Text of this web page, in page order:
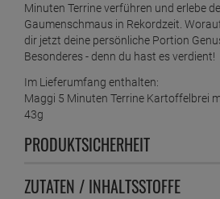
Minuten Terrine verführen und erlebe
Gaumenschmaus in Rekordzeit.
dir jetzt deine persönliche Portion
Besonderes - denn du hast es verdient!
Im Lieferumfang enthalten:
Maggi 5 Minuten Terrine Kartoffelbrei
43g
PRODUKTSICHERHEIT
ZUTATEN / INHALTSSTOFFE